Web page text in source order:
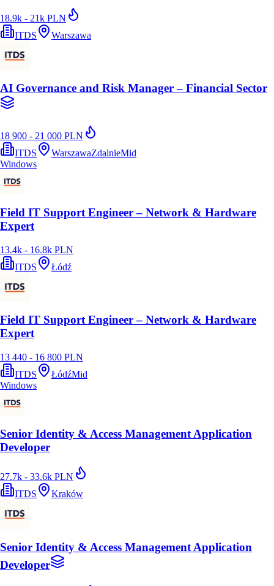
18.9k - 21k PLN
ITDS
Warszawa
AI Governance and Risk Manager – Financial Sector
18 900 - 21 000 PLN
ITDS
WarszawaZdalnieMid
Windows
Field IT Support Engineer – Network & Hardware
Expert
13.4k - 16.8k PLN
ITDS
Łódź
Field IT Support Engineer – Network & Hardware
Expert
13 440 - 16 800 PLN
ITDS
ŁódźMid
Windows
Senior Identity & Access Management Application
Developer
27.7k - 33.6k PLN
ITDS
Kraków
Senior Identity & Access Management Application
Developer